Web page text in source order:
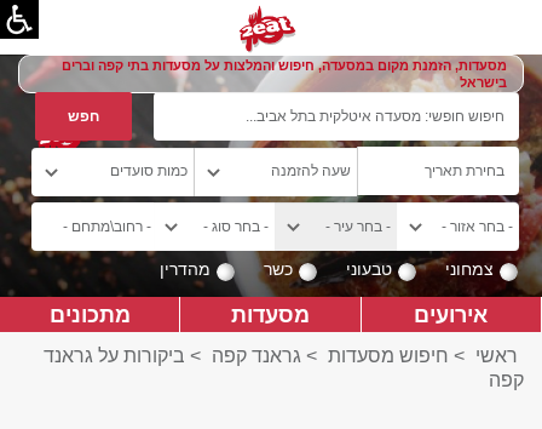
מסעדות, הזמנת מקום במסעדה, חיפוש והמלצות על מסעדות בתי קפה וברים
בישראל
צמחוני טבעוני כשר מהדרין
אירועים מסעדות מתכונים
ראשי > חיפוש מסעדות > גראנד קפה > ביקורות על גראנד
קפה